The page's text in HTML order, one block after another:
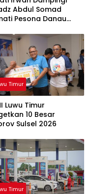
Abdul Somad
Pesona Danau
Timur
Luwu Timur
10 Besar
Sulsel 2026
Timur